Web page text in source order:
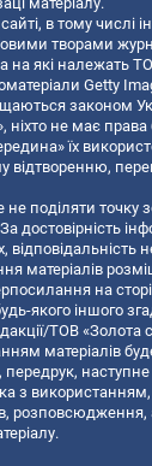
в тому числі
творами
на які належать
Getty
законом
ніхто не має
їх
відтворенню,
не поділяти точку
достовірність
відповідальність
матеріалів
на
якого іншого
ТОВ «Золота
матеріалів
з
розповсюдження,